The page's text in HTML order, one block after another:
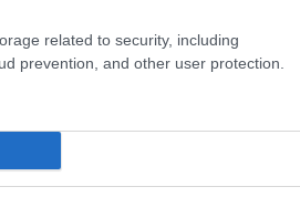
related to security, including
prevention, and other user protection.
Jobban teljesít:
hosszabb a sor,